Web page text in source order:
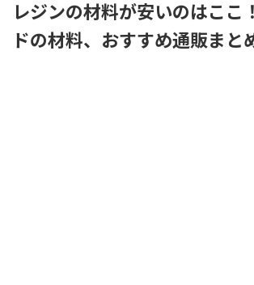
レジンの材料が安いのはここ
ドの材料、おすすめ通販まと